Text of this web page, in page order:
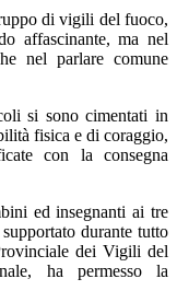
di vigili del fuoco,
affascinante, ma nel
nel parlare comune
si sono cimentati in
fisica e di coraggio,
con la consegna
ed insegnanti ai tre
durante tutto
dei Vigili del
ha permesso la